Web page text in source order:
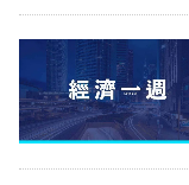
時
事